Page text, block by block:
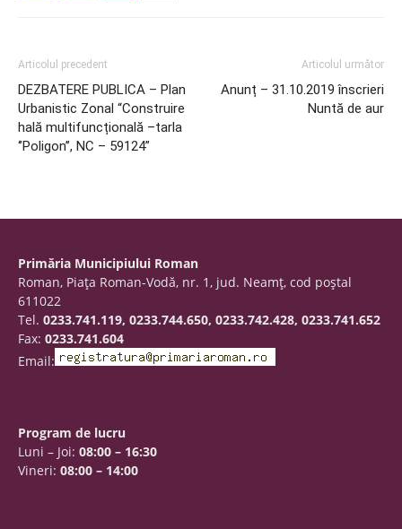
Articolul precedent
DEZBATERE PUBLICA – Plan
Urbanistic Zonal “Construire
hală multifuncțională –tarla
‘’Poligon’’, NC – 59124”
Articolul următor
Anunț – 31.10.2019 înscrieri
Nuntă de aur
Primăria Municipiului Roman
Roman, Piaţa Roman-Vodă, nr. 1, jud. Neamţ, cod poştal
611022
Tel. 0233.741.119, 0233.744.650, 0233.742.428, 0233.741.652
Fax: 0233.741.604
Email:
Program de lucru
Luni – Joi: 08:00 – 16:30
Vineri: 08:00 – 14:00